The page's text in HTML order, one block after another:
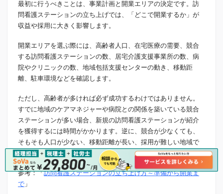
最初に行うべきことは、事業計画と開業エリアの決定です。訪
問看護ステーションの立ち上げでは、「どこで開業するか」が
収益や採用に大きく影響します。
開業エリアを選ぶ際には、高齢者人口、在宅医療の需要、競合
する訪問看護ステーションの数、居宅介護支援事業所の数、病
院やクリニックの数、地域包括支援センターの動き、移動距
離、駐車環境などを確認します。
ただし、高齢者が多ければ必ず成功するわけではありません。
すでに地域のケアマネジャーや病院との関係を築いている競合
ステーションが多い場合、新規の訪問看護ステーションが紹介
を獲得するには時間がかかります。逆に、競合が少なくても、
そもそも人口が少ない、移動距離が長い、採用が難しい地域で
は、効率的な運営が難しくなる可能性があります。
参考：「訪問看護ステーションの立ち上げ方～準備から開業ま
で 」